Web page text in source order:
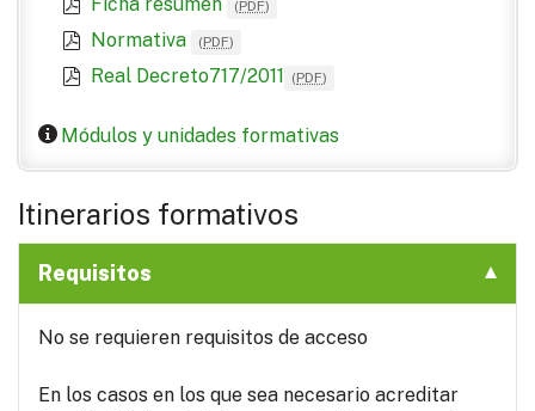
(PDF)
Normativa (PDF)
Real Decreto717/2011 (PDF)
Módulos y unidades formativas
Itinerarios formativos
Requisitos
No se requieren requisitos de acceso
En los casos en los que sea necesario acreditar